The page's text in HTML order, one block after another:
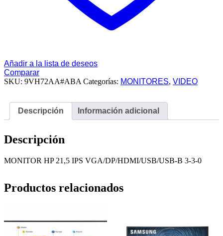
Añadir a la lista de deseos
Comparar
SKU: 9VH72AA#ABA Categorías: MONITORES, VIDEO
Descripción Información adicional
Descripción
MONITOR HP 21,5 IPS VGA/DP/HDMI/USB/USB-B 3-3-0
Productos relacionados